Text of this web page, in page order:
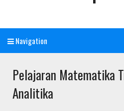
Bimbel
Navigation
Pelajaran Matematika
Analitika